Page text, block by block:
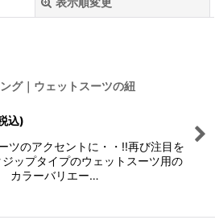
グ｜ウェットスーツの紐
込)
ツのアクセントに・・!!再び注目を
ップタイプのウェットスーツ用の
ラーバリエー…